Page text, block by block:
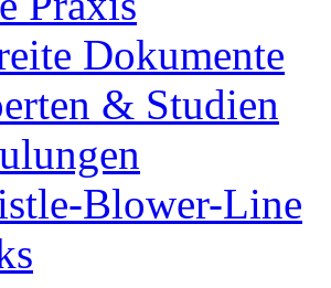
Dokumente
& Studien
Blower-Line